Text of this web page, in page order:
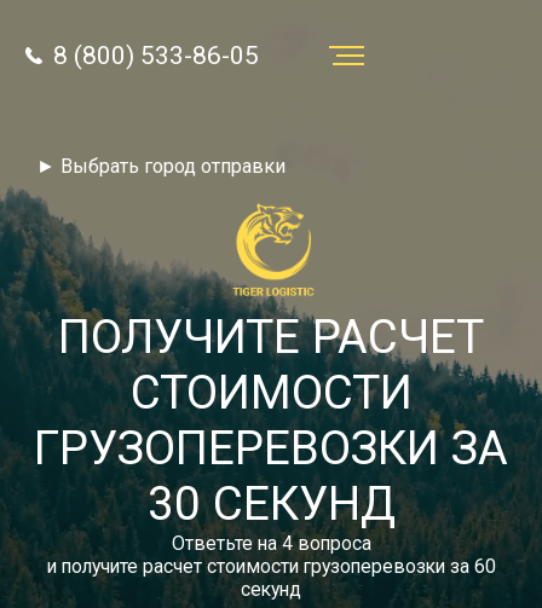
8 (800) 533-86-05
Звонок по России бесплатный
autotransport24@yandex.ru
Тарифы
Отзывы
Статьи
Новости
Документы
► Выбрать город отправки
8 (800) 533-86-05
ПОЛУЧИТЕ РАСЧЕТ
СТОИМОСТИ
ГРУЗОПЕРЕВОЗКИ ЗА
30 СЕКУНД
Ответьте на 4 вопроса
и получите расчет стоимости грузоперевозки за 60
секунд